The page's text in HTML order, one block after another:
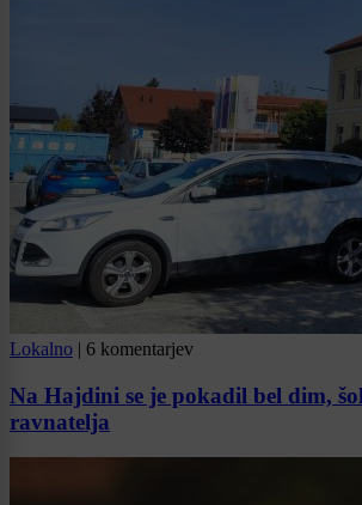
Lokalno | 6 komentarjev
Na Hajdini se je pokadil bel dim,
ravnatelja